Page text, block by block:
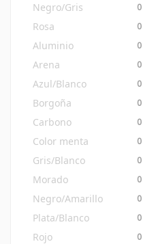
Negro/Gris 0
Rosa 0
Aluminio 0
Arena 0
Azul/Blanco 0
Borgoña 0
Carbono 0
Color menta 0
Gris/Blanco 0
Morado 0
Negro/Amarillo 0
Plata/Blanco 0
Rojo 0